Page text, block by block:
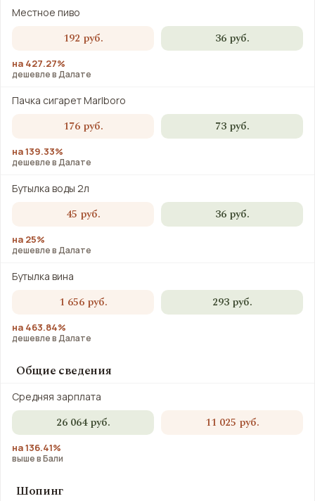
Местное пиво
192 руб. 36 руб.
на 427.27%
дешевле в Далате
Пачка сигарет Marlboro
176 руб. 73 руб.
на 139.33%
дешевле в Далате
Бутылка воды 2л
45 руб. 36 руб.
на 25%
дешевле в Далате
Бутылка вина
1 656 руб. 293 руб.
на 463.84%
дешевле в Далате
Общие сведения
Средняя зарплата
26 064 руб. 11 025 руб.
на 136.41%
выше в Бали
Шопинг